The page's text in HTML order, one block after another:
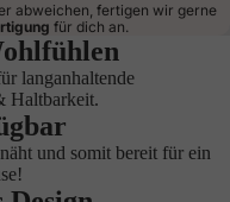
abweichen, fertigen wir gerne
für dich an.
langanhaltende
Haltbarkeit.
und somit bereit für ein